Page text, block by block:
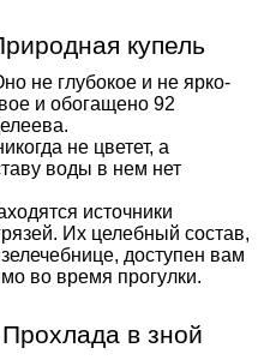
купель
не глубокое и не ярко-
и обогащено 92
не цветет, а
воды в нем нет
источники
Их целебный состав,
доступен вам
во время прогулки.
в зной